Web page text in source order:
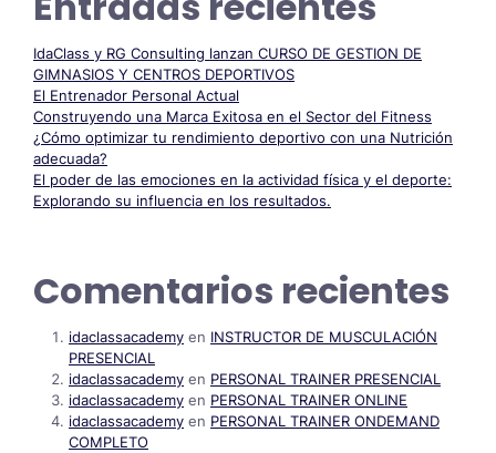
IdaClass y RG Consulting lanzan CURSO DE GESTION DE
GIMNASIOS Y CENTROS DEPORTIVOS
El Entrenador Personal Actual
Construyendo una Marca Exitosa en el Sector del Fitness
¿Cómo optimizar tu rendimiento deportivo con una Nutrición
adecuada?
El poder de las emociones en la actividad física y el deporte:
Explorando su influencia en los resultados.
Comentarios recientes
idaclassacademy en INSTRUCTOR DE MUSCULACIÓN
PRESENCIAL
idaclassacademy en PERSONAL TRAINER PRESENCIAL
idaclassacademy en PERSONAL TRAINER ONLINE
idaclassacademy en PERSONAL TRAINER ONDEMAND
COMPLETO